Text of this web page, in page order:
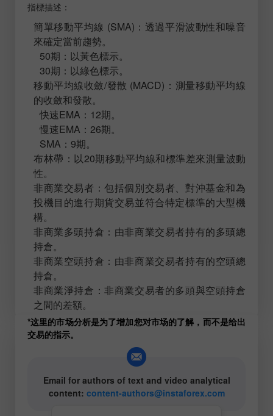
指標描述：
簡單移動平均線 (SMA)：透過平滑波動性和噪音
來確定當前趨勢。
50期：以黃色標示。
30期：以綠色標示。
移動平均線收斂/發散 (MACD)：測量移動平均線
的收斂和發散。
快速EMA：12期。
慢速EMA：26期。
SMA：9期。
布林帶：以20期移動平均線和標準差來測量波動
性。
非商業交易者：包括個別交易者、對沖基金和為
投機目的進行期貨交易並符合特定標準的大型機
構。
非商業多頭持倉：由非商業交易者持有的多頭總
持倉。
非商業空頭持倉：由非商業交易者持有的空頭總
持倉。
非商業淨持倉：非商業交易者的多頭與空頭持倉
之間的差額。
*这里的市场分析是为了增加您对市场的了解，而不是给出
交易的指示。
Email for authors of text and video analytical
content: content-authors@instaforex.com